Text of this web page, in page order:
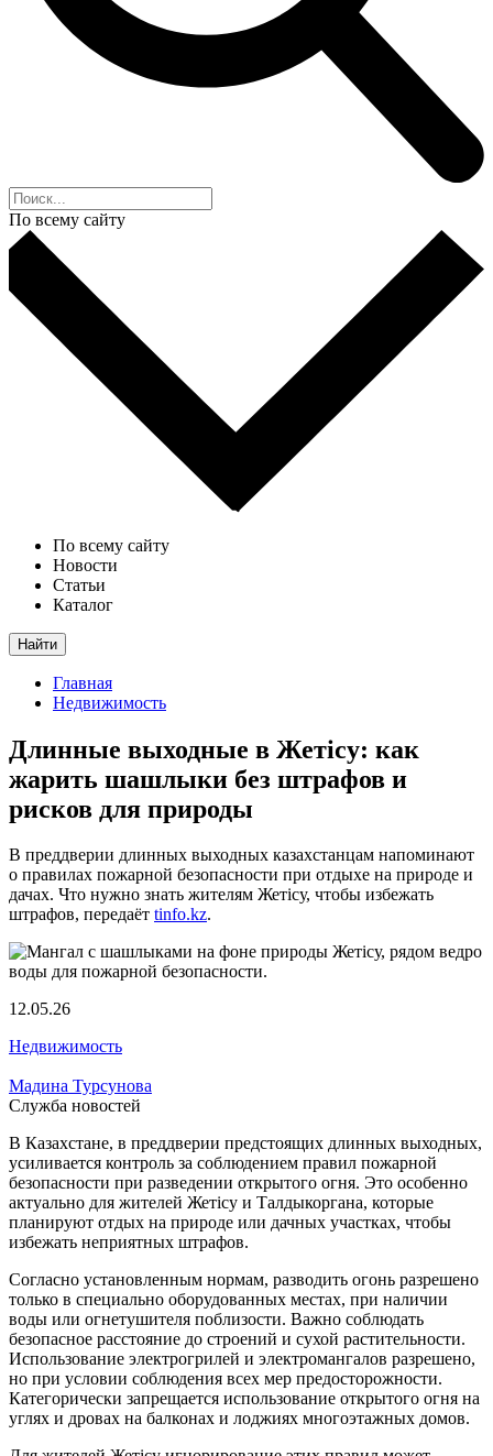
По всему сайту
По всему сайту
Новости
Статьи
Каталог
Найти
Главная
Недвижимость
Длинные выходные в Жетісу: как
жарить шашлыки без штрафов и
рисков для природы
В преддверии длинных выходных казахстанцам напоминают
о правилах пожарной безопасности при отдыхе на природе и
дачах. Что нужно знать жителям Жетісу, чтобы избежать
штрафов, передаёт tinfo.kz.
12.05.26
Недвижимость
Мадина Турсунова
Служба новостей
В Казахстане, в преддверии предстоящих длинных выходных,
усиливается контроль за соблюдением правил пожарной
безопасности при разведении открытого огня. Это особенно
актуально для жителей Жетісу и Талдыкоргана, которые
планируют отдых на природе или дачных участках, чтобы
избежать неприятных штрафов.
Согласно установленным нормам, разводить огонь разрешено
только в специально оборудованных местах, при наличии
воды или огнетушителя поблизости. Важно соблюдать
безопасное расстояние до строений и сухой растительности.
Использование электрогрилей и электромангалов разрешено,
но при условии соблюдения всех мер предосторожности.
Категорически запрещается использование открытого огня на
углях и дровах на балконах и лоджиях многоэтажных домов.